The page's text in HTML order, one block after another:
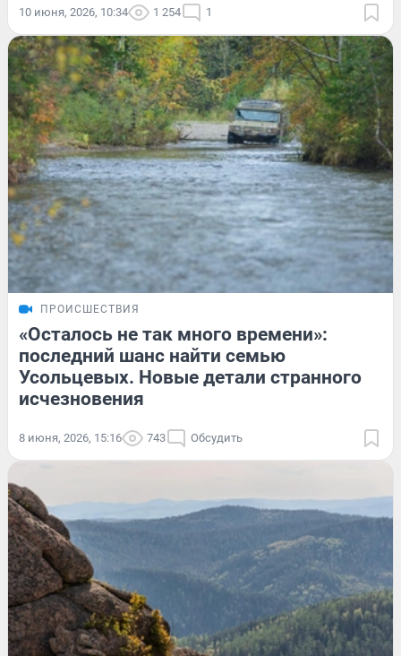
10 июня, 2026, 10:34 1 254 1
ПРОИСШЕСТВИЯ
«Осталось не так много времени»:
последний шанс найти семью
Усольцевых. Новые детали странного
исчезновения
8 июня, 2026, 15:16 743 Обсудить